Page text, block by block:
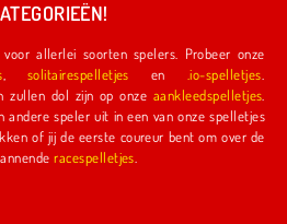
allerlei soorten spelers. Probeer onze
solitairespelletjes en .io-spelletjes
Fashionista's van alle leeftijden zullen dol zijn op onze aankleedspelletjes
of jij de eerste coureur bent om over de
te komen in onze spannenderacespelletjes